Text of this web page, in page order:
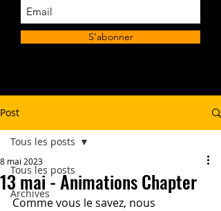
S'abonner
Post
Tous les posts
Archives
Tous les posts
13 mai - Animations Chapter
8 mai 2023
Comme vous le savez, nous